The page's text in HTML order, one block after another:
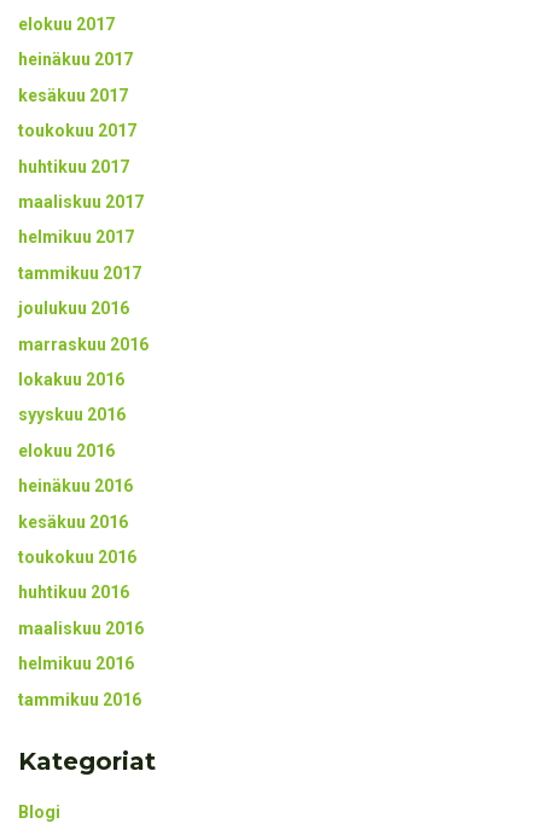
elokuu 2017
heinäkuu 2017
kesäkuu 2017
toukokuu 2017
huhtikuu 2017
maaliskuu 2017
helmikuu 2017
tammikuu 2017
joulukuu 2016
marraskuu 2016
lokakuu 2016
syyskuu 2016
elokuu 2016
heinäkuu 2016
kesäkuu 2016
toukokuu 2016
huhtikuu 2016
maaliskuu 2016
helmikuu 2016
tammikuu 2016
Kategoriat
Blogi